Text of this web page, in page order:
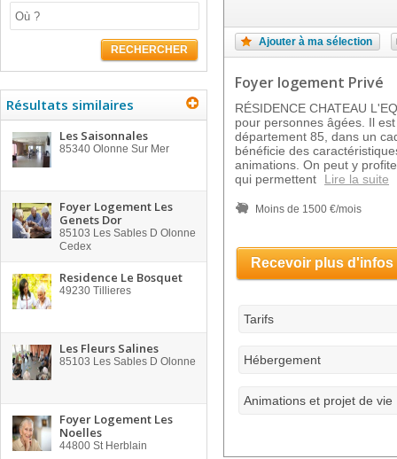
RECHERCHER
Résultats similaires
Les Saisonnales
85340 Olonne Sur Mer
Foyer Logement Les
Genets Dor
85103 Les Sables D Olonne
Cedex
Residence Le Bosquet
49230 Tillieres
Les Fleurs Salines
85103 Les Sables D Olonne
Foyer Logement Les
Noelles
44800 St Herblain
Ajouter à ma sélection
Foyer logement Privé
RÉSIDENCE CHATEAU
pour personnes âgées. Il
département 85, dans un
bénéficie des
animations. On peut y
qui permettent
Lire la suite
Moins de 1500 €/mois
Recevoir plus d'infos
Tarifs
Hébergement
Animations et projet de vie